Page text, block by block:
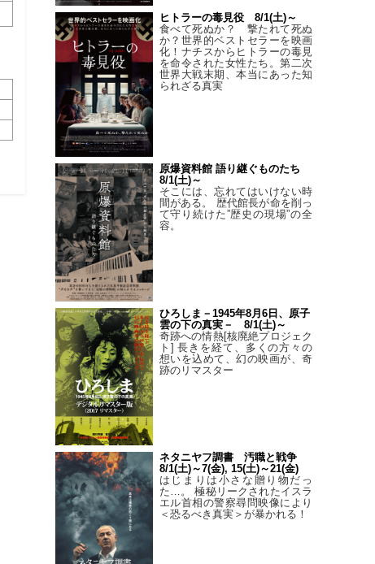
ヒトラーの毒見役 8/1(土)～
食べて死ぬか？ 撃たれて死ぬ
か？世界的ベストセラーを映画
化！ナチスからヒトラーの毒見
を命令された女性たち。第二次
世界大戦末期、本当にあった知
られざる真実
原爆資料館 語り継ぐものたち
8/1(土)～
そこには、忘れてはいけない時
間がある。 歴代館長が命を削っ
て守り続けた”歴史の現場”の全
容。
ひろしま－1945年8月6日、原子
雲の下の真実－ 8/1(土)～
奇跡への情熱[核廃絶プロジェク
ト] 長きを経て、多くの方々の
想いを込めて、幻の映画が、奇
跡のリマスター
ネタニヤフ調書 汚職と戦争
8/1(土)～7(金), 15(土)～21(金)
はじまりは小さな贈り物だっ
た…。 極秘リークされたイスラ
エル首相の警察尋問映像により
＜恐るべき真実＞が暴かれる！